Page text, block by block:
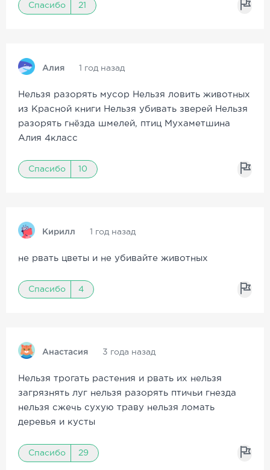
Спасибо 21
Алия 1 год назад
Нельзя разорять мусор Нельзя ловить животных
из Красной книги Нельзя убивать зверей Нельзя
разорять гнёзда шмелей, птиц Мухаметшина
Алия 4класс
Спасибо 10
Кирилл 1 год назад
не рвать цветы и не убивайте животных
Спасибо 4
Анастасия 3 года назад
Нельзя трогать растения и рвать их нельзя
загрязнять луг нельзя разорять птичьи гнезда
нельзя сжечь сухую траву нельзя ломать
деревья и кусты
Спасибо 29